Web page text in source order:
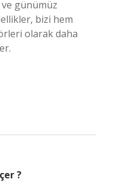
günümüz
bizi hem
olarak daha
?